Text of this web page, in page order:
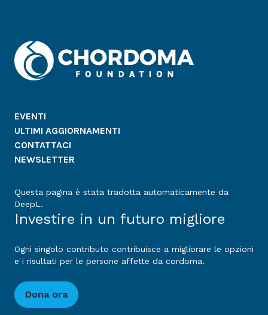
EVENTI
ULTIMI AGGIORNAMENTI
CONTATTACI
NEWSLETTER
Questa pagina è stata tradotta automaticamente da
DeepL.
Investire in un futuro migliore
Ogni singolo contributo contribuisce a migliorare le opzioni
e i risultati per le persone affette da cordoma.
Dona ora